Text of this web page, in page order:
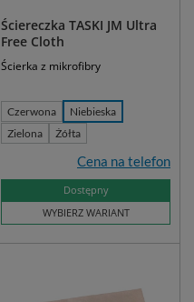
Ściereczka TASKI JM Ultra
Free Cloth
Ścierka z mikrofibry
Czerwona
Niebieska
Zielona
Żółta
Dostępny
WYBIERZ WARIANT
Cena na telefon